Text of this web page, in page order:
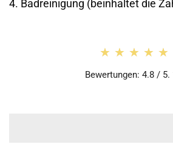
4. Badreinigung (beinhaltet die
★★★★★
★★★★★
Bewertungen: 4.8 / 5.